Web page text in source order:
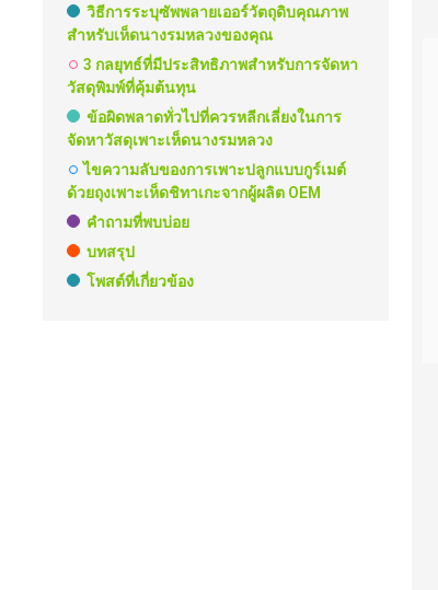
วิธีการระบุซัพพลายเออร์วัตถุดิบคุณภาพ
สำหรับเห็ดนางรมหลวงของคุณ
3 กลยุทธ์ที่มีประสิทธิภาพสำหรับการจัดหา
วัสดุพิมพ์ที่คุ้มต้นทุน
ข้อผิดพลาดทั่วไปที่ควรหลีกเลี่ยงในการ
จัดหาวัสดุเพาะเห็ดนางรมหลวง
ไขความลับของการเพาะปลูกแบบกูร์เมต์
ด้วยถุงเพาะเห็ดชิทาเกะจากผู้ผลิต OEM
คำถามที่พบบ่อย
บทสรุป
โพสต์ที่เกี่ยวข้อง